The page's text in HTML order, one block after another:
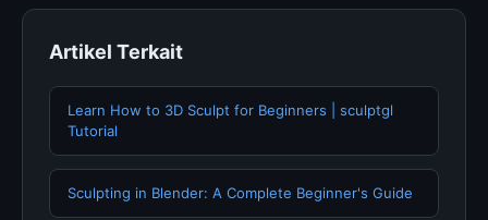
Artikel Terkait
Learn How to 3D Sculpt for Beginners | sculptgl
Tutorial
Sculpting in Blender: A Complete Beginner's Guide